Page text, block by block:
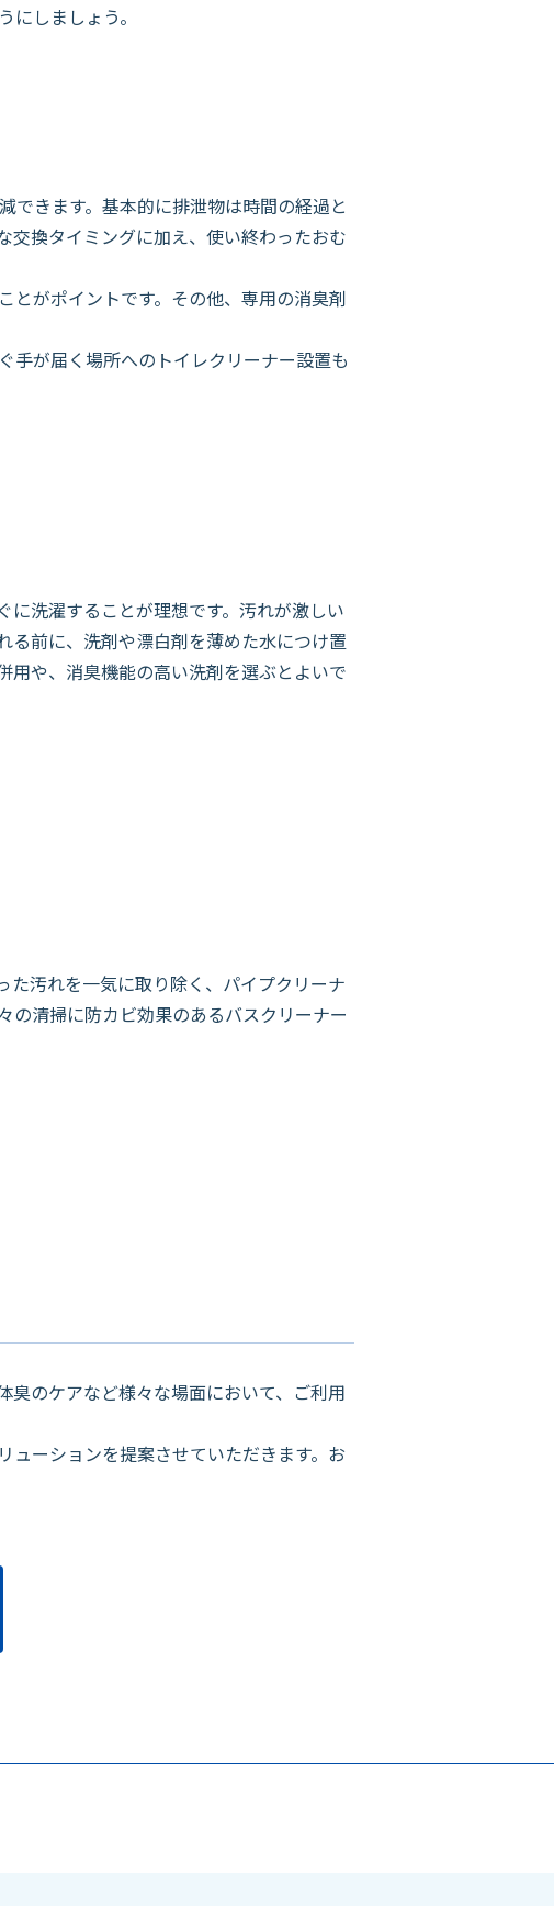
しましょう。
きます。基本的に排泄物は時間の経過と
交換タイミングに加え、使い終わったおむ
がポイントです。その他、専用の消臭剤
手が届く場所へのトイレクリーナー設置も
洗濯することが理想です。汚れが激しい
る前に、洗剤や漂白剤を薄めた水につけ置
用や、消臭機能の高い洗剤を選ぶとよいで
汚れを一気に取り除く、パイプクリーナ
の清掃に防カビ効果のあるバスクリーナー
のケアなど様々な場面において、ご利用
ーションを提案させていただきます。お